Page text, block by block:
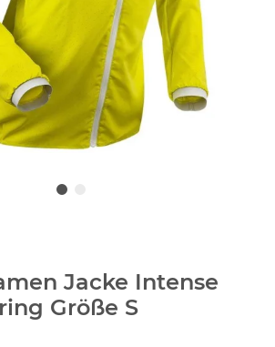
Jacke Intense
Größe S